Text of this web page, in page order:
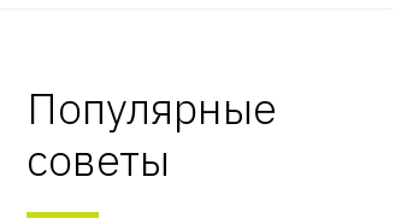
Популярные
советы